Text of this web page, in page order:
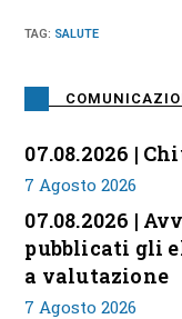
TAG: SALUTE
07.08.2026 |
7 Agosto 2026
07.08.2026 |
pubblicati gli
a valutazione
7 Agosto 2026